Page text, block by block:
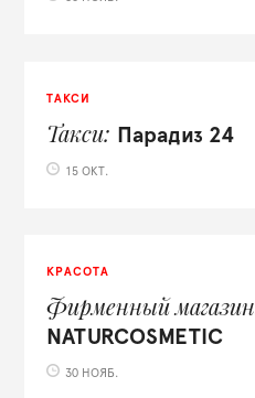
ТАКСИ
Такси Парадиз 24
15 ОКТ.
КРАСОТА
Фирменный магазин
NATURCOSMETIC
30 НОЯБ.